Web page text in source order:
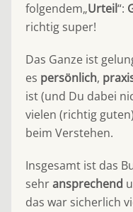
folgendem„Urteil“:
richtig super!
Das Ganze ist
es persönlich,
ist (und Du dabei
vielen (richtig guten)
beim Verstehen.
Insgesamt ist das
sehransprechend
das war sicherlich